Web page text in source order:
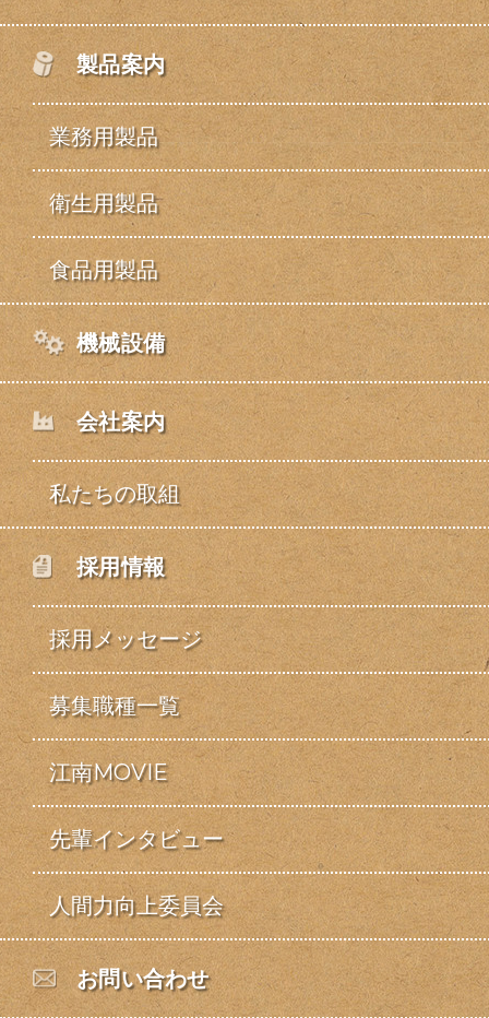
製品案内
業務用製品
衛生用製品
食品用製品
機械設備
会社案内
私たちの取組
採用情報
採用メッセージ
募集職種一覧
江南MOVIE
先輩インタビュー
人間力向上委員会
お問い合わせ